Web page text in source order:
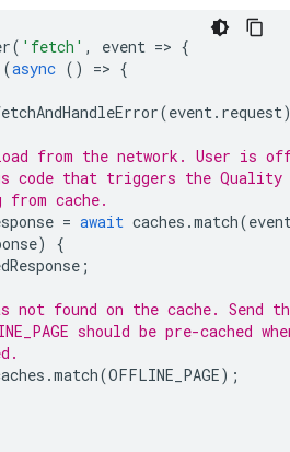
( 'fetch' , event => {
async () => {
(event. request
from the network. User is
code that triggers the
cache.
= await caches .match(
)
{
;
not found on the cache.
should be pre-cached
.match(OFFLINE_PAGE);